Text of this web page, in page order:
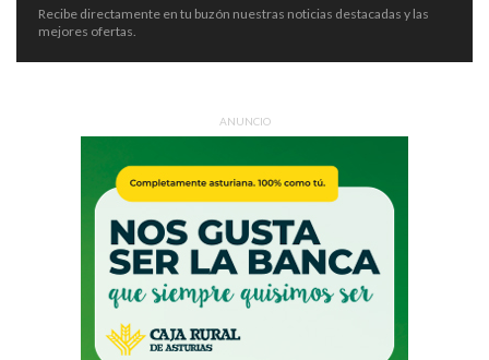
Recibe directamente en tu buzón nuestras noticias destacadas y las
mejores ofertas.
ANUNCIO